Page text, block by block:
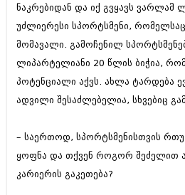
ნაკრებიდან და იქ გვყავს ვარლამ
უძლიერესი სპორტსმენი,
მომავალი. გამოჩენილ
ლიპარტელიანი 20 წლის ბიჭია,
პოტენციალი აქვს. ახლა ტარდება
ადვილი შესაძლებელია, სხვებიც
– საერთოდ, სპორტსმენისთვის
ყოფნა და თქვენ როგორ შეძელით
კარიერის გაკეთება?